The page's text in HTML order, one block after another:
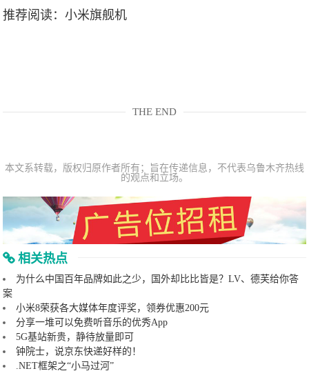
推荐阅读：小米旗舰机
THE END
本文系转载，版权归原作者所有；旨在传递信息，不代表乌鲁木齐热线
的观点和立场。
相关热点
为什么中国百年品牌如此之少，国外却比比皆是？LV、德芙给你答
案
小米8荣获各大媒体年度评奖，领券优惠200元
分享一堆可以免费听音乐的优秀App
5G基站新贵，静待放量即可
钟院士，说京东快递好样的！
.NET框架之“小马过河”